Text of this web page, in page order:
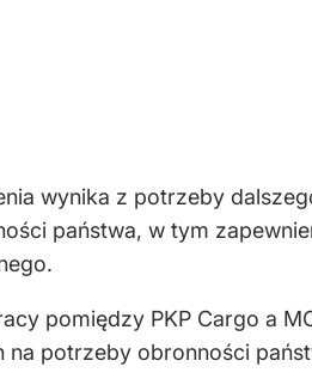
wynika z potrzeby
państwa, w tym
pomiędzy PKP Cargo a
potrzeby obronności